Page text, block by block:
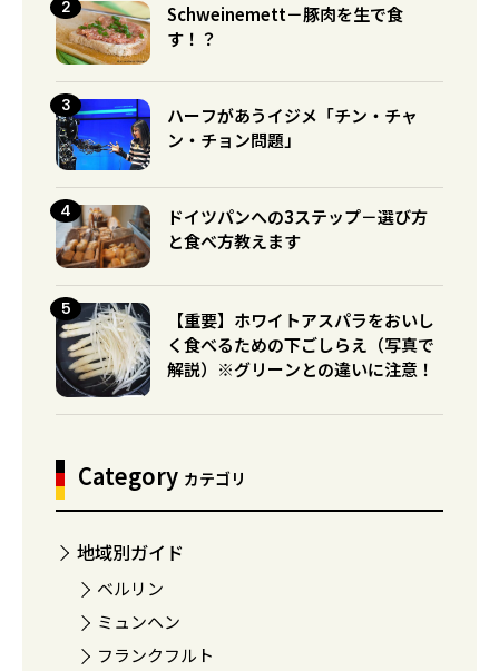
Schweinemett－豚肉を生で食
す！？
ハーフがあうイジメ「チン・チャ
ン・チョン問題」
ドイツパンへの3ステップ－選び方
と食べ方教えます
【重要】ホワイトアスパラをおいし
く食べるための下ごしらえ（写真で
解説）※グリーンとの違いに注意！
Category カテゴリ
地域別ガイド
ベルリン
ミュンヘン
フランクフルト